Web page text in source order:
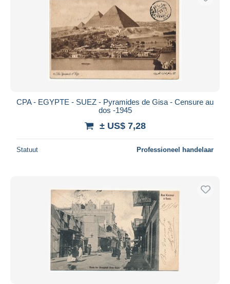
CPA - EGYPTE - SUEZ - Pyramides de Gisa - Censure au
dos -1945
± US$ 7,28
Statuut Professioneel handelaar